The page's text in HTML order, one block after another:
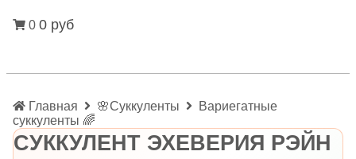
0 0 руб
Главная 🌸Суккуленты
Вариегатные
суккуленты 🌈
СУККУЛЕНТ ЭХЕВЕРИЯ РЭЙН